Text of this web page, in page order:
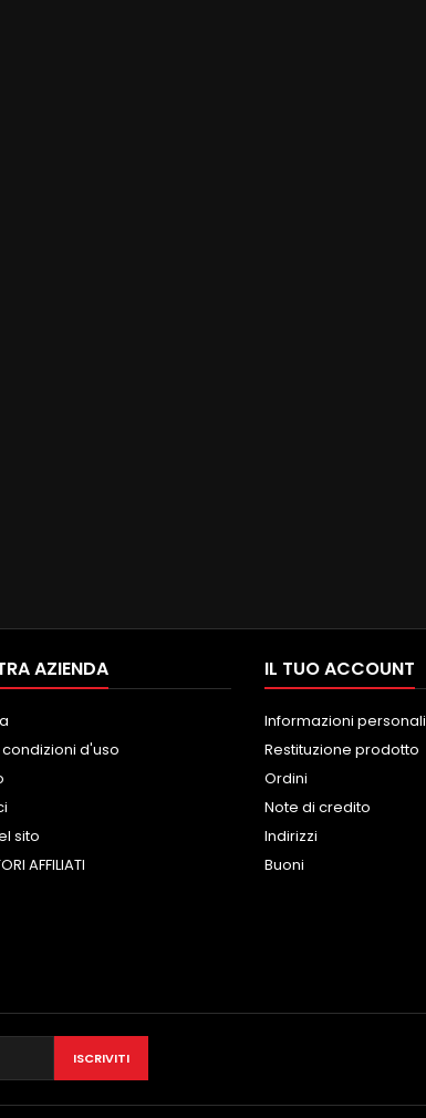
AZIENDA
d'uso
sito
AFFILIATI
IL TUO ACCOUNT
Informazioni personali
Restituzione prodotto
Ordini
Note di credito
Indirizzi
Buoni